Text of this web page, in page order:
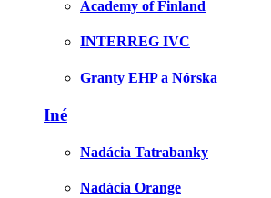
Academy of Finland
INTERREG IVC
Granty EHP a Nórska
Iné
Nadácia Tatrabanky
Nadácia Orange